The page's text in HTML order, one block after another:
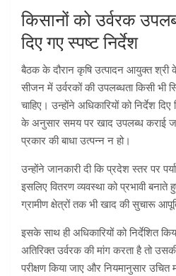
किसानों को उर्वरक
दिए गए स्पष्ट निर्देश
बैठक के दौरान कृषि उत्पादन आयुक्त श्री
सीजन में उर्वरकों की उपलब्धता किसी भी
चाहिए। उन्होंने अधिकारियों को निर्देश
के अनुसार समय पर खाद उपलब्ध कराई
प्रकार की बाधा उत्पन्न न हो।
उन्होंने जानकारी दी कि प्रदेश स्तर पर
इसलिए वितरण व्यवस्था को प्रभावी बनाते
ग्रामीण क्षेत्रों तक भी खाद की सुचारू
इसके साथ ही अधिकारियों को निर्देशित
अतिरिक्त उर्वरक की मांग करता है तो
परीक्षण किया जाए और नियमानुसार उचित